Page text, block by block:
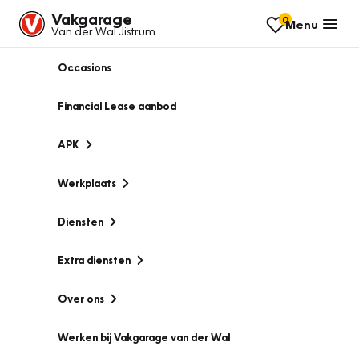
Vakgarage
Van der Wal Jistrum
0Menu
Occasions
Financial Lease aanbod
APK
Werkplaats
Diensten
Extra diensten
Over ons
Werken bij Vakgarage van der Wal